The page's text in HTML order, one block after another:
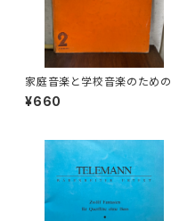
家庭音楽と学校音楽のための
合奏 フィオリ・ムジカーリ2【著
者：野村満男】出版社：全音楽
¥660